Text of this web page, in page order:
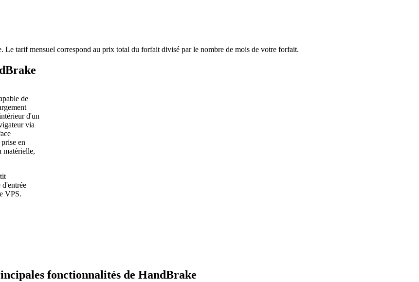
Le tarif mensuel correspond au prix total du forfait divisé par le nombre de mois de votre forfait.
de
d'un
via
en
matérielle,
d'entrée
VPS.
fonctionnalités de HandBrake